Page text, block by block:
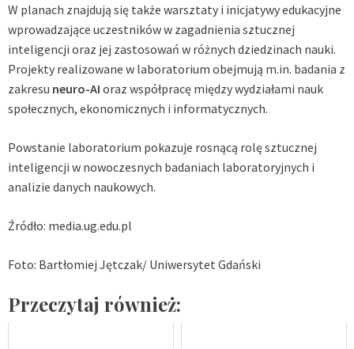
W planach znajdują się także warsztaty i inicjatywy edukacyjne
wprowadzające uczestników w zagadnienia sztucznej
inteligencji oraz jej zastosowań w różnych dziedzinach nauki.
Projekty realizowane w laboratorium obejmują m.in. badania z
zakresu neuro-AI oraz współpracę między wydziałami nauk
społecznych, ekonomicznych i informatycznych.
Powstanie laboratorium pokazuje rosnącą rolę sztucznej
inteligencji w nowoczesnych badaniach laboratoryjnych i
analizie danych naukowych.
Źródło: media.ug.edu.pl
Foto: Bartłomiej Jętczak/ Uniwersytet Gdański
Przeczytaj również: